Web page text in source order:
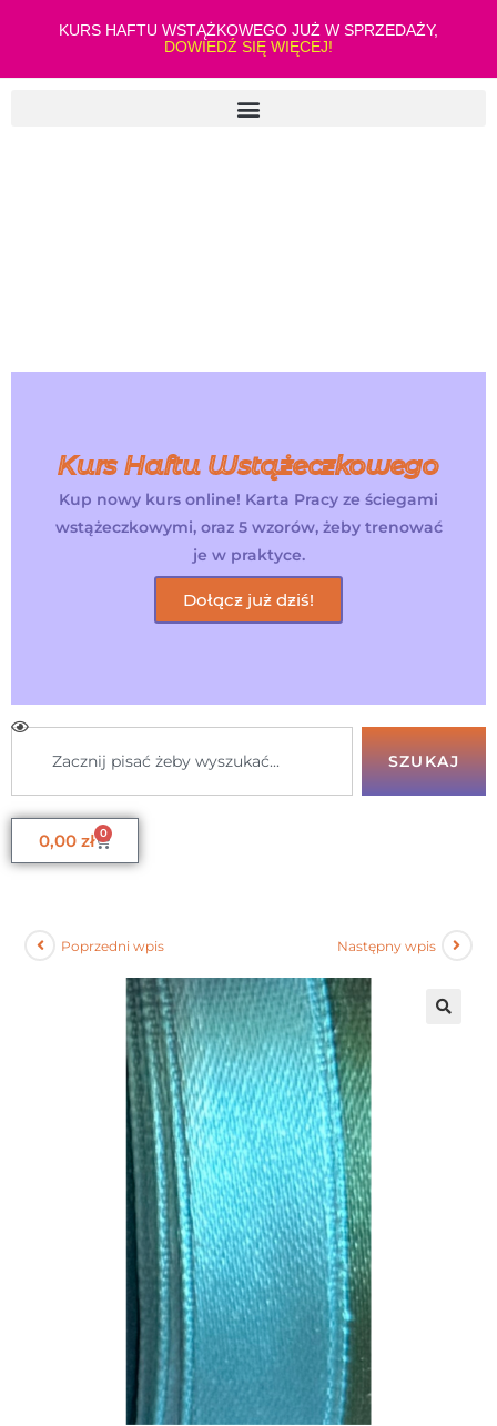
KURS HAFTU WSTĄŻKOWEGO JUŻ W SPRZEDAŻY,
DOWIEDŹ SIĘ WIĘCEJ!
Kurs Haftu Wstążeczkowego
Kup nowy kurs online! Karta Pracy ze ściegami
wstążeczkowymi, oraz 5 wzorów, żeby trenować
je w praktyce.
Dołącz już dziś!
SZUKAJ
0,00 zł 0
Poprzedni wpis Następny wpis